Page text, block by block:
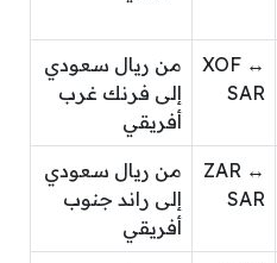
XOF ↔
SAR
من ريال سعودي
إلى فرنك غرب
أفريقي
ZAR ↔
SAR
من ريال سعودي
إلى راند جنوب
أفريقي